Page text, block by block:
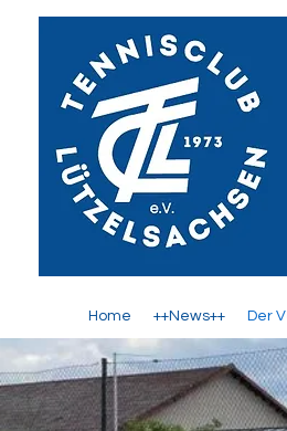
Home ++News++ Der